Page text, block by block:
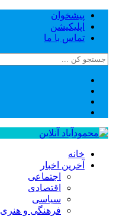
پیشخوان
اپلیکیشن
تماس با ما
خانه
آخرین اخبار
اجتماعی
اقتصادی
سیاسی
فرهنگی و هنری